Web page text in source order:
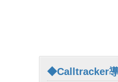
◆Calltracker導